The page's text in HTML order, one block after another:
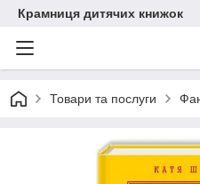
Крамниця дитячих книжок
Товари та послуги